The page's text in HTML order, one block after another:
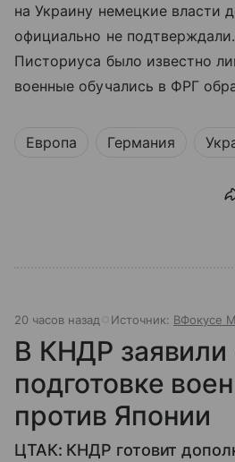
на Украину немецкие власти
официально не
Писториуса было известно
военные обучались в ФРГ
Европа Германия
20 часов назад Источник: ВФокусе
В КНДР заявили
подготовке
против Японии
ЦТАК: КНДР готовит